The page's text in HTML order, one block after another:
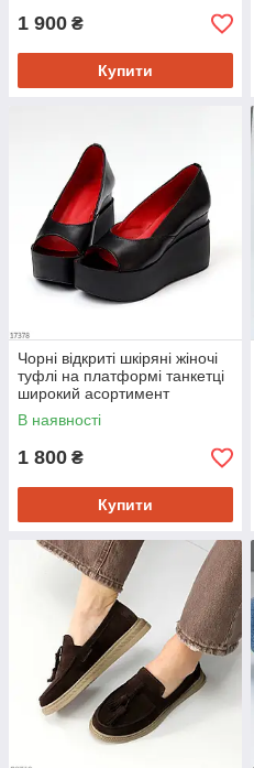
1 900 ₴
Купити
Чорні відкриті шкіряні жіночі
туфлі на платформі танкетці
широкий асортимент
В наявності
1 800 ₴
Купити